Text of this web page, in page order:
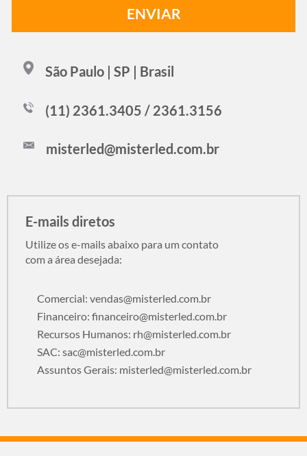
São Paulo | SP | Brasil
(11) 2361.3405 / 2361.3156
misterled@misterled.com.br
E-mails diretos
Utilize os e-mails abaixo para um contato
com a área desejada:
Comercial: vendas@misterled.com.br
Financeiro: financeiro@misterled.com.br
Recursos Humanos: rh@misterled.com.br
SAC: sac@misterled.com.br
Assuntos Gerais: misterled@misterled.com.br